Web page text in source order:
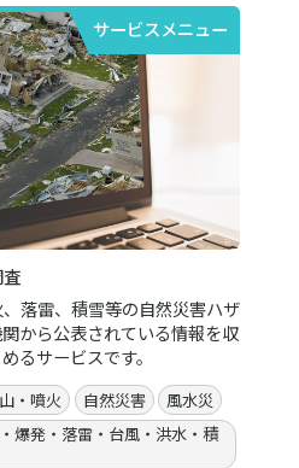
サービスメニュー
落雷、積雪等の自然災害ハザ
から公表されている情報を収
るサービスです。
・噴火 自然災害
風水災
爆発・落雷・台風・洪水・積